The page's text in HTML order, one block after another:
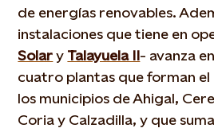
de energías renovables.
instalaciones que tiene en
Solary Talayuela II- avanza
cuatro plantas que forman el
los municipios de Ahigal,
Coria y Calzadilla, y que